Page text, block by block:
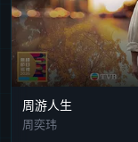
周游人生
周奕玮